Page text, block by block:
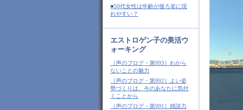
■50代女性は年齢が後ろ姿に現
れやすい？
エストロゲン子の美活ウ
ォーキング
［声のブログ・第993］わから
ないことの魅力
［声のブログ・第992］よい姿
勢づくりは、今のあなたに気付
くことから
［声のブログ・第991］雑談力